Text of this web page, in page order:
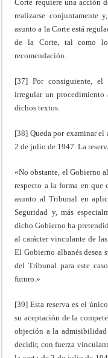
Corte requiere una acción
realizarse conjuntamente
asunto a la Corte está
de la Corte, tal como
recomendación.
[37] Por consiguiente, el
irregular un
dichos textos.
[38] Queda por examinar el
2 de julio de 1947. La
«No obstante, el Gobierno
respecto a la forma en
asunto al Tribunal en
Seguridad y, más
dicho Gobierno ha
al carácter vinculante de
El Gobierno albanés desea
del Tribunal para este
futuro.»
[39] Esta reserva es el
su aceptación de la
objeción a la
decidir, con fuerza